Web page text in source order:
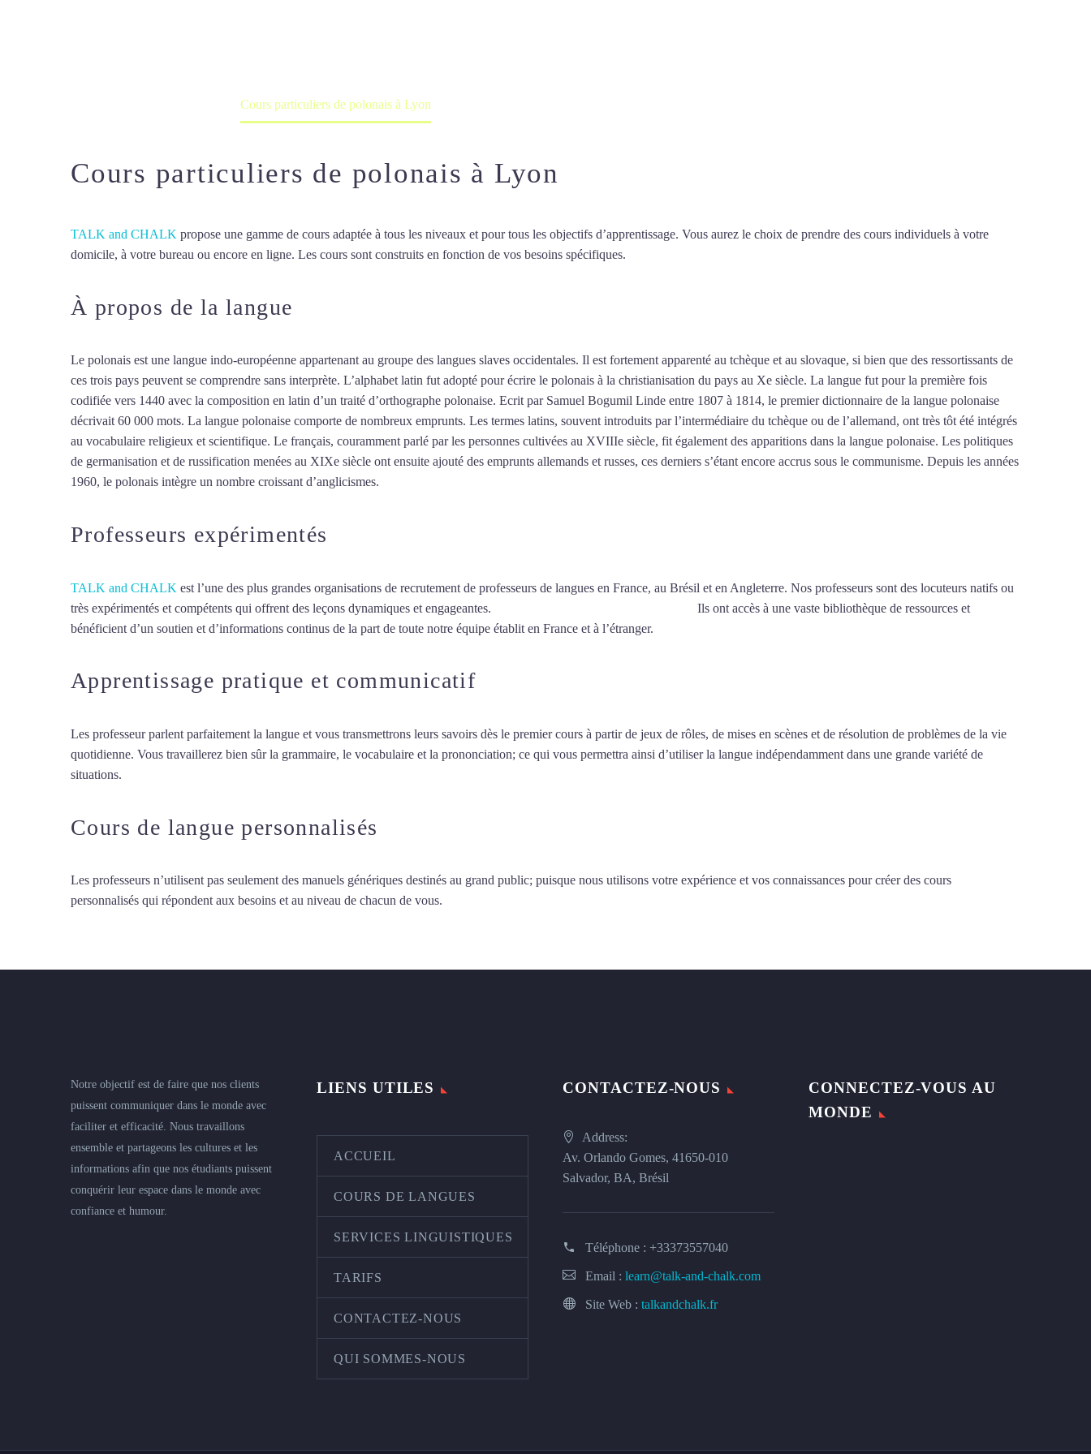
Cours particuliers de polonais à Lyon
Cours particuliers de polonais à Lyon
TALK and CHALK propose une gamme de cours adaptée à tous les niveaux et pour tous les objectifs d’apprentissage. Vous aurez le choix de prendre des cours individuels à votre
domicile, à votre bureau ou encore en ligne. Les cours sont construits en fonction de vos besoins spécifiques.
À propos de la langue
Le polonais est une langue indo-européenne appartenant au groupe des langues slaves occidentales. Il est fortement apparenté au tchèque et au slovaque, si bien que des ressortissants de
ces trois pays peuvent se comprendre sans interprète. L’alphabet latin fut adopté pour écrire le polonais à la christianisation du pays au Xe siècle. La langue fut pour la première fois
codifiée vers 1440 avec la composition en latin d’un traité d’orthographe polonaise. Ecrit par Samuel Bogumil Linde entre 1807 à 1814, le premier dictionnaire de la langue polonaise
décrivait 60 000 mots. La langue polonaise comporte de nombreux emprunts. Les termes latins, souvent introduits par l’intermédiaire du tchèque ou de l’allemand, ont très tôt été intégrés
au vocabulaire religieux et scientifique. Le français, couramment parlé par les personnes cultivées au XVIIIe siècle, fit également des apparitions dans la langue polonaise. Les politiques
de germanisation et de russification menées au XIXe siècle ont ensuite ajouté des emprunts allemands et russes, ces derniers s’étant encore accrus sous le communisme. Depuis les années
1960, le polonais intègre un nombre croissant d’anglicismes.
Professeurs expérimentés
TALK and CHALK est l’une des plus grandes organisations de recrutement de professeurs de langues en France, au Brésil et en Angleterre. Nos professeurs sont des locuteurs natifs ou
très expérimentés et compétents qui offrent des leçons dynamiques et engageantes.
Ils ont accès à une vaste bibliothèque de ressources et
bénéficient d’un soutien et d’informations continus de la part de toute notre équipe établit en France et à l’étranger.
Apprentissage pratique et communicatif
Les professeur parlent parfaitement la langue et vous transmettrons leurs savoirs dès le premier cours à partir de jeux de rôles, de mises en scènes et de résolution de problèmes de la vie
quotidienne. Vous travaillerez bien sûr la grammaire, le vocabulaire et la prononciation; ce qui vous permettra ainsi d’utiliser la langue indépendamment dans une grande variété de
situations.
Cours de langue personnalisés
Les professeurs n’utilisent pas seulement des manuels génériques destinés au grand public; puisque nous utilisons votre expérience et vos connaissances pour créer des cours
personnalisés qui répondent aux besoins et au niveau de chacun de vous.
Notre objectif est de faire que nos clients
puissent communiquer dans le monde avec
faciliter et efficacité. Nous travaillons
ensemble et partageons les cultures et les
informations afin que nos étudiants puissent
conquérir leur espace dans le monde avec
confiance et humour.
LIENS UTILES
ACCUEIL
COURS DE LANGUES
SERVICES LINGUISTIQUES
TARIFS
CONTACTEZ-NOUS
QUI SOMMES-NOUS
CONTACTEZ-NOUS
Address:
Av. Orlando Gomes, 41650-010
Salvador, BA, Brésil
Téléphone : +33373557040
Email : learn@talk-and-chalk.com
Site Web : talkandchalk.fr
CONNECTEZ-VOUS AU
MONDE